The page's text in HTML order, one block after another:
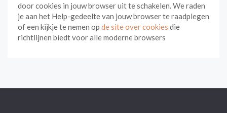
door cookies in jouw browser uit te schakelen. We raden
je aan het Help-gedeelte van jouw browser te raadplegen
of een kijkje te nemen op de site over cookies die
richtlijnen biedt voor alle moderne browsers